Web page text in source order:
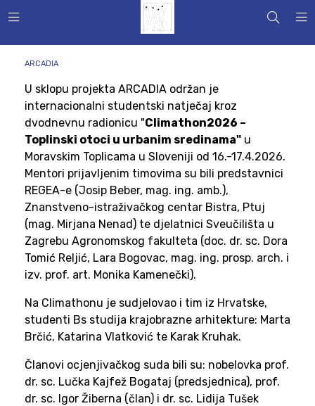
ARCADIA
U sklopu projekta ARCADIA održan je
internacionalni studentski natječaj kroz
dvodnevnu radionicu "Climathon2026 –
Toplinski otoci u urbanim sredinama"u
Moravskim Toplicama u Sloveniji od 16.-17.4.2026.
Mentori prijavljenim timovima su bili predstavnici
REGEA-e (Josip Beber, mag. ing. amb.),
Znanstveno-istraživačkog centar Bistra, Ptuj
(mag. Mirjana Nenad) te djelatnici Sveučilišta u
Zagrebu Agronomskog fakulteta (doc. dr. sc. Dora
Tomić Reljić, Lara Bogovac, mag. ing. prosp. arch. i
izv. prof. art. Monika Kamenečki).
Na Climathonu je sudjelovao i tim iz Hrvatske,
studenti Bs studija krajobrazne arhitekture: Marta
Brčić, Katarina Vlatković te Karak Kruhak.
Članovi ocjenjivačkog suda bili su: nobelovka prof.
dr. sc. Lučka Kajfež Bogataj (predsjednica), prof.
dr. sc. Igor Žiberna (član) i dr. sc. Lidija Tušek